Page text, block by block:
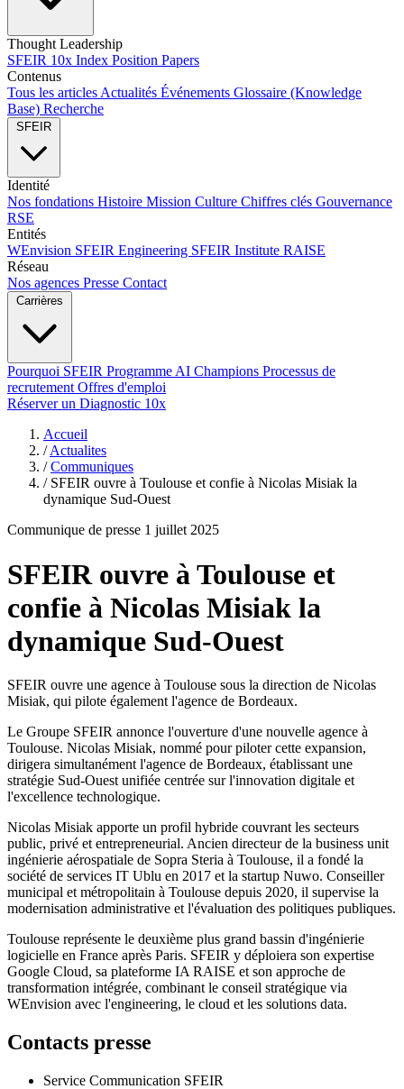
Thought Leadership
SFEIR 10x Index Position Papers
Contenus
Tous les articles Actualités Événements Glossaire (Knowledge
Base) Recherche
SFEIR
Identité
Nos fondations Histoire Mission Culture Chiffres clés Gouvernance
RSE
Entités
WEnvision SFEIR Engineering SFEIR Institute RAISE
Réseau
Nos agences Presse Contact
Carrières
Pourquoi SFEIR Programme AI Champions Processus de
recrutement Offres d'emploi
Réserver un Diagnostic 10x
Accueil
/ Actualites
/ Communiques
/ SFEIR ouvre à Toulouse et confie à Nicolas Misiak la
dynamique Sud-Ouest
Communique de presse 1 juillet 2025
SFEIR ouvre à Toulouse et
confie à Nicolas Misiak la
dynamique Sud-Ouest
SFEIR ouvre une agence à Toulouse sous la direction de Nicolas
Misiak, qui pilote également l'agence de Bordeaux.
Le Groupe SFEIR annonce l'ouverture d'une nouvelle agence à
Toulouse. Nicolas Misiak, nommé pour piloter cette expansion,
dirigera simultanément l'agence de Bordeaux, établissant une
stratégie Sud-Ouest unifiée centrée sur l'innovation digitale et
l'excellence technologique.
Nicolas Misiak apporte un profil hybride couvrant les secteurs
public, privé et entrepreneurial. Ancien directeur de la business unit
ingénierie aérospatiale de Sopra Steria à Toulouse, il a fondé la
société de services IT Ublu en 2017 et la startup Nuwo. Conseiller
municipal et métropolitain à Toulouse depuis 2020, il supervise la
modernisation administrative et l'évaluation des politiques publiques.
Toulouse représente le deuxième plus grand bassin d'ingénierie
logicielle en France après Paris. SFEIR y déploiera son expertise
Google Cloud, sa plateforme IA RAISE et son approche de
transformation intégrée, combinant le conseil stratégique via
WEnvision avec l'engineering, le cloud et les solutions data.
Contacts presse
Service Communication SFEIR